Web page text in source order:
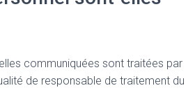
communiquées sont traitées par
de responsable de traitement du